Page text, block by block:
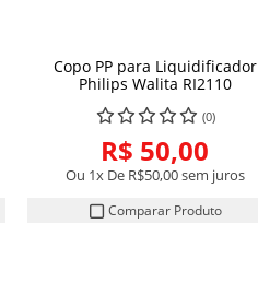
COMPRAR
Copo PP para Liquidificador
Philips Walita RI2110
(0)
R$ 50,00
Ou 1x De R$50,00sem juros
Comparar Produto